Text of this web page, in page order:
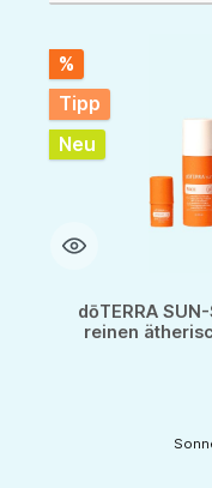
%
Tipp
Neu
dōTERRA
reinen